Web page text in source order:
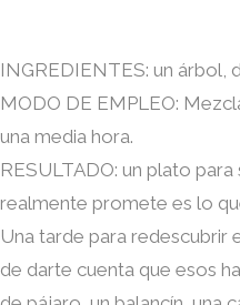
INGREDIENTES: un árbol,
MODO DE EMPLEO:
una media hora.
RESULTADO: un plato
realmente promete es lo
Una tarde para redescubrir
de darte cuenta que esos